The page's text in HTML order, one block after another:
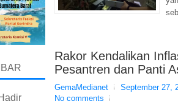
Rakor Kendalikan
Pesantren dan Panti
GemaMedianet September 27,
No comments